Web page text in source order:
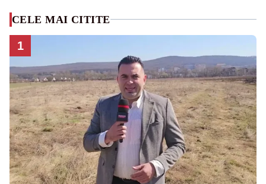
CELE MAI CITITE
1